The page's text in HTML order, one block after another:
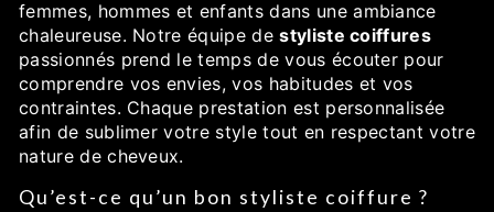
femmes, hommes et enfants dans une ambiance
chaleureuse. Notre équipe destyliste coiffures
passionnés prend le temps de vous écouter pour
comprendre vos envies, vos habitudes et vos
contraintes. Chaque prestation est personnalisée
afin de sublimer votre style tout en respectant votre
nature de cheveux.
Qu’est-ce qu’un bon styliste coiffure ?